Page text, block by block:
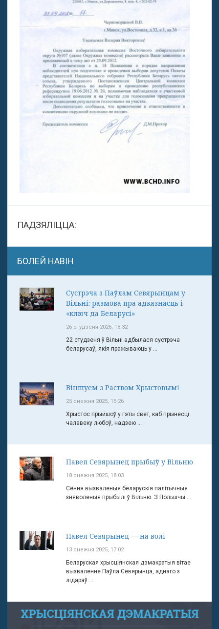
ПАДЗЯЛІЦЦА:
БОЛЕЙ НАВІН
Сустрэча з Паўлам Севярынцам у
Вільні: размова пра адказнасць і
«ключ да Беларусі»
26 студзеня 2026, 18:32
22 студзеня ў Вільні адбылася сустрэча
беларусаў, якія пражываюць у ...
Віншуем з Раством Хрыстовым!
25 снежня 2025, 15:26
Хрыстос прыйшоў у гэты свет, каб прынесці
чалавеку любоў, надзею ...
Павел Севярынец прыбыў у Вільню
18 снежня 2025, 18:03
Сёння вызваленыя беларускія палітычныя
зняволеныя прыбылі ў Вільню. З Польшчы ...
Павел Севярынец — на волі
13 снежня 2025, 17:02
Беларуская хрысціянская дэмакратыя вітае
вызваленне Паўла Севярынца, аднаго з
лідараў ...